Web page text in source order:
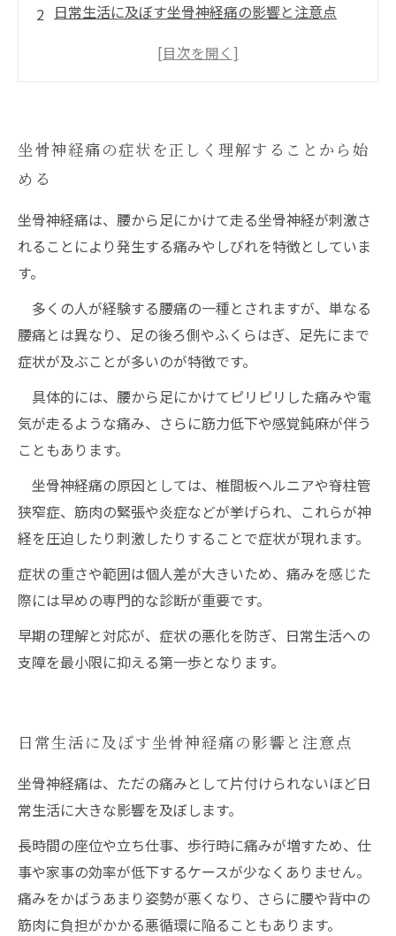
日常生活に及ぼす坐骨神経痛の影響と注意点
整骨院での坐骨神経痛治療の基本的なアプロー
坐骨神経痛の改善に向けた整骨院の役割と未来
坐骨神経痛の症状を正しく理解することから始
める
坐骨神経痛は、腰から足にかけて走る坐骨神経が刺激さ
れることにより発生する痛みやしびれを特徴としていま
す。
多くの人が経験する腰痛の一種とされますが、単なる
腰痛とは異なり、足の後ろ側やふくらはぎ、足先にまで
症状が及ぶことが多いのが特徴です。
具体的には、腰から足にかけてピリピリした痛みや電
気が走るような痛み、さらに筋力低下や感覚鈍麻が伴う
こともあります。
坐骨神経痛の原因としては、椎間板ヘルニアや脊柱管
狭窄症、筋肉の緊張や炎症などが挙げられ、これらが神
経を圧迫したり刺激したりすることで症状が現れます。
症状の重さや範囲は個人差が大きいため、痛みを感じた
際には早めの専門的な診断が重要です。
早期の理解と対応が、症状の悪化を防ぎ、日常生活への
支障を最小限に抑える第一歩となります。
日常生活に及ぼす坐骨神経痛の影響と注意点
坐骨神経痛は、ただの痛みとして片付けられないほど日
常生活に大きな影響を及ぼします。
長時間の座位や立ち仕事、歩行時に痛みが増すため、仕
事や家事の効率が低下するケースが少なくありません。
痛みをかばうあまり姿勢が悪くなり、さらに腰や背中の
筋肉に負担がかかる悪循環に陥ることもあります。